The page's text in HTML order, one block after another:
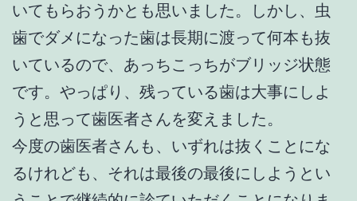
いてもらおうかとも思いました。しかし、虫
歯でダメになった歯は長期に渡って何本も抜
いているので、あっちこっちがブリッジ状態
です。やっぱり、残っている歯は大事にしよ
うと思って歯医者さんを変えました。
今度の歯医者さんも、いずれは抜くことにな
るけれども、それは最後の最後にしようとい